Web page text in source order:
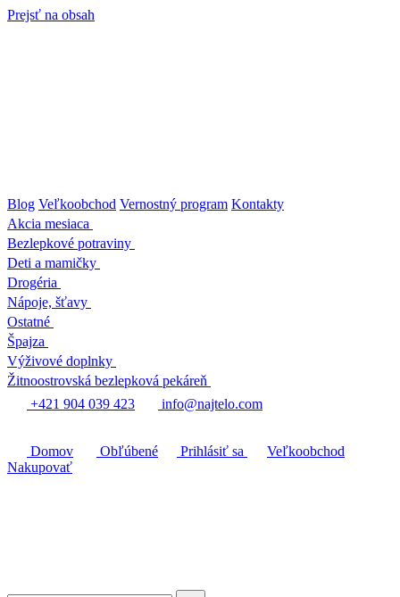
Prejsť na obsah
Blog Veľkoobchod Vernostný program Kontakty
Akcia mesiaca
Bezlepkové potraviny
Deti a mamičky
Drogéria
Nápoje, šťavy
Ostatné
Špajza
Výživové doplnky
Žitnoostrovská bezlepková pekáreň
+421 904 039 423
info@najtelo.com
Domov Obľúbené Prihlásiť sa
Veľkoobchod
Nakupovať